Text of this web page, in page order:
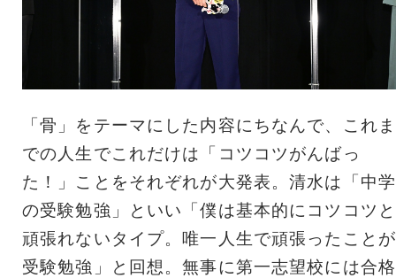
「骨」をテーマにした内容にちなんで、これま
での人生でこれだけは「コツコツがんばっ
た！」ことをそれぞれが大発表。清水は「中学
の受験勉強」といい「僕は基本的にコツコツと
頑張れないタイプ。唯一人生で頑張ったことが
受験勉強」と回想。無事に第一志望校には合格